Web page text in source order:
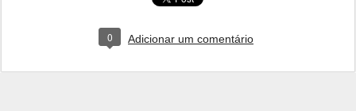
0 Adicionar um comentário